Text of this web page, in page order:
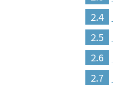
2.4
2.5
2.6
2.7